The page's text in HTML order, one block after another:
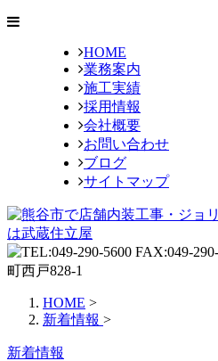
HOME
業務案内
施工実績
採用情報
会社概要
お問い合わせ
ブログ
サイトマップ
HOME >
新着情報 >
新着情報